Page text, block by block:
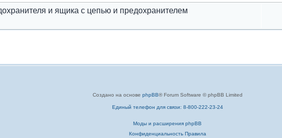
и ящика с цепью и предохранителем
Создано на основе phpBB® Forum Software © phpBB Limited
Единый телефон для связи: 8-800-222-23-24
Моды и расширения phpBB
Конфиденциальность Правила